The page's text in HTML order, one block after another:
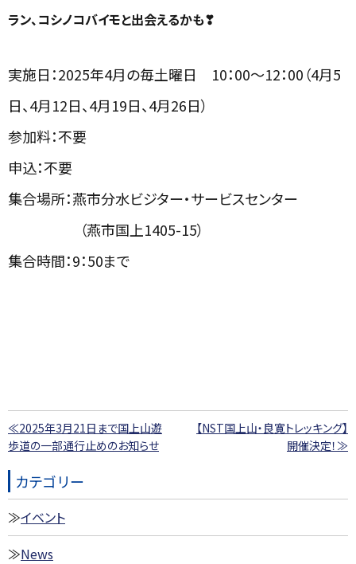
ラン、コシノコバイモと出会えるかも❣
実施日：2025年4月の毎土曜日 10：00～12：00（4月5
日、4月12日、4月19日、4月26日）
参加料：不要
申込：不要
集合場所：燕市分水ビジター・サービスセンター
（燕市国上1405-15）
集合時間：9：50まで
≪2025年3月21日まで国上山遊
歩道の一部通行止めのお知らせ
【NST国上山・良寛トレッキング】
開催決定！≫
カテゴリー
イベント
News